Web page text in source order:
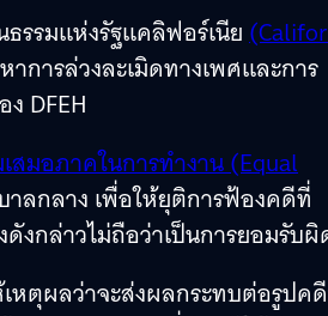
รรมแห่งรัฐแคลิฟอร์เนีย
การล่วงละเมิดทางเพศและการ
DFEH
มอภาคในการทำงาน (Equal
าลกลาง เพื่อให้ยุติการฟ้องคดีที่
งกล่าวไม่ถือว่าเป็นการยอมรับผิ
หตุผลว่าจะส่งผลกระทบต่อรูปค